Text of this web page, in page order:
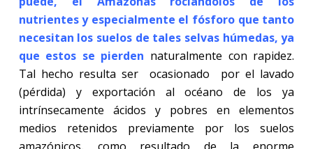
nutrientes y especialmente el fósforo que tanto
necesitan los suelos de tales selvas húmedas, ya
que estos se pierden naturalmente con rapidez.
Tal hecho resulta ser
ocasionado
por el lavado
(pérdida) y exportación al océano de los ya
intrínsecamente ácidos y pobres en elementos
medios retenidos previamente por los suelos